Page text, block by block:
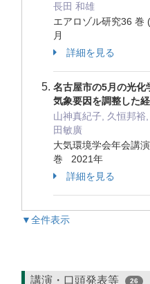
長田 和雄
エアロゾル研究36
月
詳細を見る
名古屋市の5月の光化
気象要因を調整した
山神真紀子, 久恒邦
田敏廣
大気環境学会年会講
巻 2021年
詳細を見る
▼全件表示
講演・口頭発表等 26